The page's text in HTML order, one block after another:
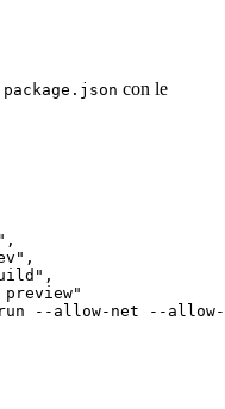
package.json con le
" ,
" ,
" ,
"
run --allow-net --